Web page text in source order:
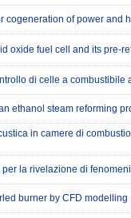
cogeneration of power and
oxide fuel cell and its pre-
di celle a combustibile
ethanol steam reforming
in camere di
la rivelazione di
burner by CFD modelling